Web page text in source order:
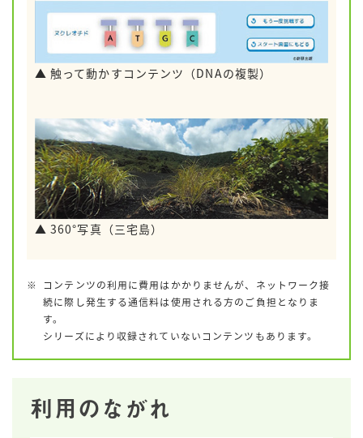
▲ 触って動かすコンテンツ（DNAの複製）
▲ 360°写真（三宅島）
コンテンツの利用に費用はかかりませんが、ネットワーク接
続に際し発生する通信料は使用される方のご負担となりま
す。
シリーズにより収録されていないコンテンツもあります。
利用のながれ